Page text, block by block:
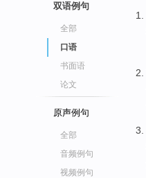
双语例句
全部
口语
书面语
论文
原声例句
全部
音频例句
视频例句